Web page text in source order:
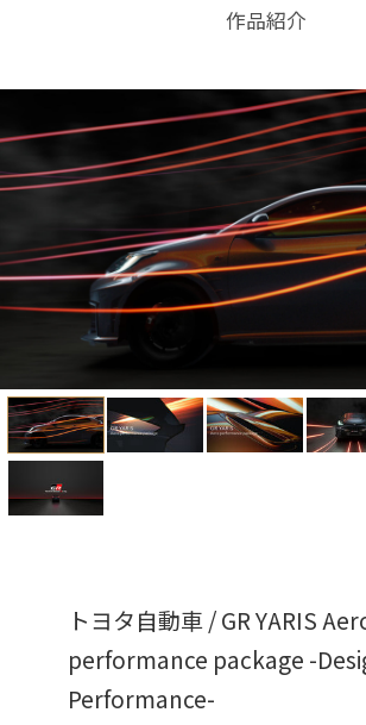
作品紹介
トヨタ自動車 / GR YARIS
performance package -
Performance-